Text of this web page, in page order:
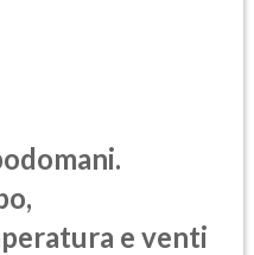
e venti